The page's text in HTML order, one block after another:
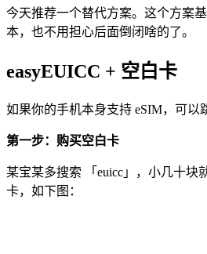
今天推荐一个替代方案。这个方案
本，也不用担心后面倒闭啥的了。
easyEUICC + 空白卡
如果你的手机本身支持 eSIM，可以
第一步：购买空白卡
某宝某多搜索 「euicc」，小几十块
卡，如下图：